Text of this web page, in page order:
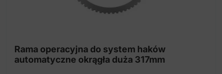
Rama operacyjna do system haków
automatyczne okrągła duża 317mm